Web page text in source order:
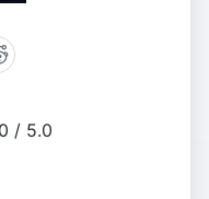
/ 5.0